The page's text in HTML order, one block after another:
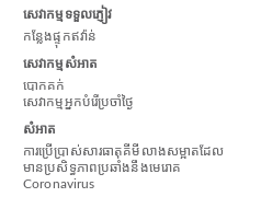
សេវាកម្មទទួលភ្ញៀវ
កន្លែងផ្ទុកឥវ៉ាន់
សេវាកម្មសំអាត
បោកគក់
សេវាកម្មអ្នកបំរើប្រចាំថ្ងៃ
សំអាត
ការប្រើប្រាស់សារធាតុគីមីលាងសម្អាតដែល
មានប្រសិទ្ធភាពប្រឆាំងនឹងមេរោគ
Coronavirus